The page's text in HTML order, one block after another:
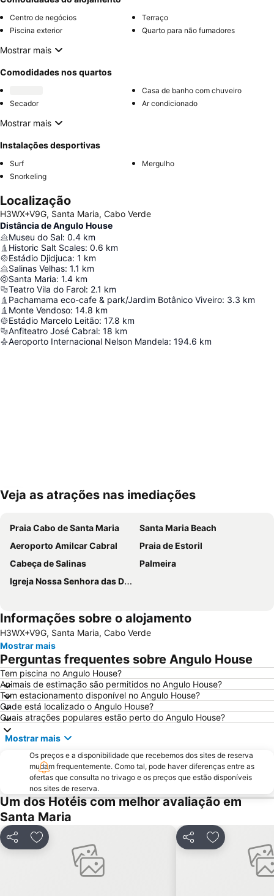
Centro de negócios
Terraço
Piscina exterior
Quarto para não fumadores
Mostrar mais
Comodidades nos quartos
Casa de banho com chuveiro
Secador
Ar condicionado
Mostrar mais
Instalações desportivas
Surf
Mergulho
Snorkeling
Localização
H3WX+V9G, Santa Maria, Cabo Verde
Distância de Angulo House
Museu do Sal: 0.4 km
Historic Salt Scales: 0.6 km
Estádio Djidjuca: 1 km
Salinas Velhas: 1.1 km
Santa Maria: 1.4 km
Teatro Vila do Farol: 2.1 km
Pachamama eco-cafe & park/Jardim Botânico Viveiro: 3.3 km
Monte Vendoso: 14.8 km
Estádio Marcelo Leitão: 17.8 km
Anfiteatro José Cabral: 18 km
Aeroporto Internacional Nelson Mandela: 194.6 km
Ampliar mapa
Veja as atrações nas imediações
Praia Cabo de Santa Maria
Santa Maria Beach
Aeroporto Amilcar Cabral
Praia de Estoril
Cabeça de Salinas
Palmeira
Igreja Nossa Senhora das Dores
Informações sobre o alojamento
H3WX+V9G, Santa Maria, Cabo Verde
Mostrar mais
Perguntas frequentes sobre Angulo House
Tem piscina no Angulo House?
Animais de estimação são permitidos no Angulo House?
Tem estacionamento disponível no Angulo House?
Onde está localizado o Angulo House?
Quais atrações populares estão perto do Angulo House?
Mostrar mais
Os preços e a disponibilidade que recebemos dos sites de reserva
mudam frequentemente. Como tal, pode haver diferenças entre as
ofertas que consulta no trivago e os preços que estão disponíveis
nos sites de reserva.
Um dos Hotéis com melhor avaliação em
Santa Maria
PartilharAdicionar aos favoritos PartilharAdicionar